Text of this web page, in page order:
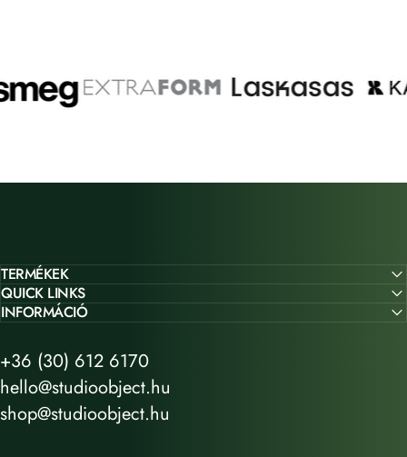
TERMÉKEK
QUICK LINKS
INFORMÁCIÓ
+36 (30) 612 6170
hello@studioobject.hu
shop@studioobject.hu